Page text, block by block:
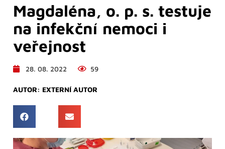
Magdaléna, o. p. s. testuje
na infekční nemoci i
veřejnost
28. 08. 2022 59
AUTOR: EXTERNÍ AUTOR